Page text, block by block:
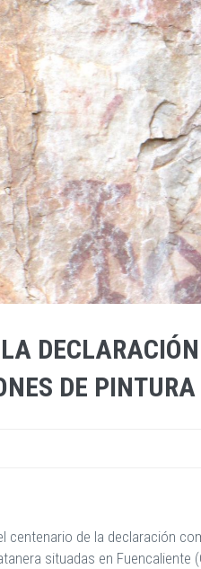
DE
centenario de la declaración
situadas en Fuencaliente